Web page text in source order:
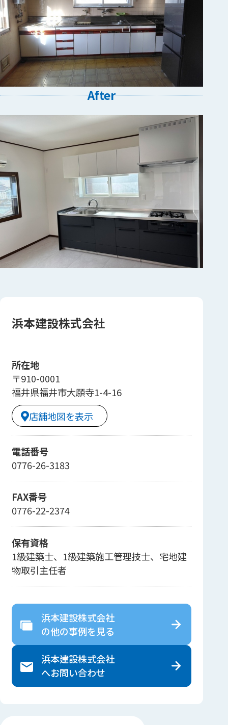
After
浜本建設株式会社
所在地
〒910-0001
福井県福井市大願寺1-4-16
店舗地図を表示
電話番号
0776-26-3183
FAX番号
0776-22-2374
保有資格
1級建築士、1級建築施工管理技士、宅地建
物取引主任者
浜本建設株式会社
の他の事例を見る
浜本建設株式会社
へお問い合わせ